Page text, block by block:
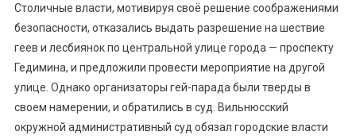
Столичные власти, мотивируя своё решение соображениями
безопасности, отказались выдать разрешение на шествие
геев и лесбиянок по центральной улице города — проспекту
Гедимина, и предложили провести мероприятие на другой
улице. Однако организаторы гей-парада были тверды в
своем намерении, и обратились в суд. Вильнюсский
окружной административный суд обязал городские власти